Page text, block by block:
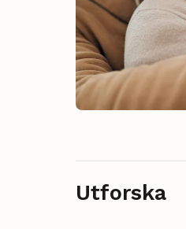
Utforska